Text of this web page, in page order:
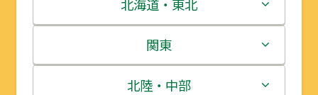
北海道・東北
北海道
青森県
関東
茨城県
北陸・中部